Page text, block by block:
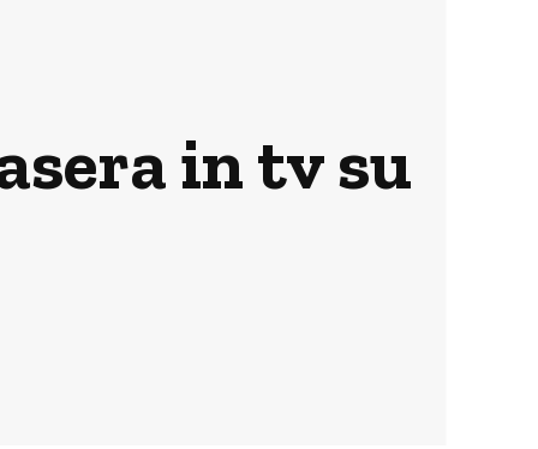
in tv su